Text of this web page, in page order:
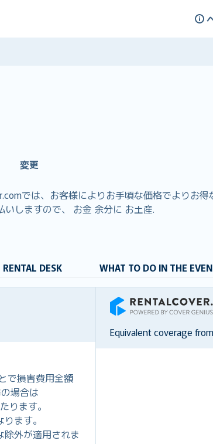
変更
では、お客様によりお手頃な価格でよりお
しますので、 お金 余分に お土産.
DESK WHAT TO DO IN THE
で損害費用全額
場合は
ります。
ます。
外が適用されま
RentalCover
Equivalent coverage